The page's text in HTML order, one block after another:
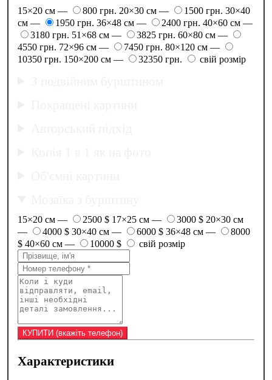
15×20 см — 800 грн. 20×30 см — 1500 грн. 30×40
см —
1950 грн. 36×48 см — 2400 грн. 40×60 см —
3180 грн. 51×68 см — 3825 грн. 60×80 см —
4550 грн. 72×96 см — 7450 грн. 80×120 см —
10350 грн. 150×200 см — 32350 грн. свій розмір
15×20 см — 2500 $ 17×25 см — 3000 $ 20×30 см
—
4000 $ 30×40 см — 6000 $ 36×48 см —
8000
$ 40×60 см — 10000 $ свій розмір
Характеристики